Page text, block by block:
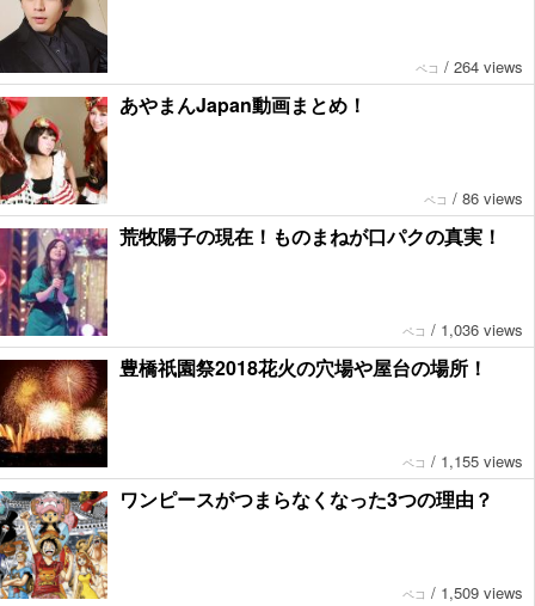
ペコ / 264 views
あやまんJapan動画まとめ！
ペコ / 86 views
荒牧陽子の現在！ものまねが口パクの真実！
ペコ / 1,036 views
豊橋祇園祭2018花火の穴場や屋台の場所！
ペコ / 1,155 views
ワンピースがつまらなくなった3つの理由？
ペコ / 1,509 views